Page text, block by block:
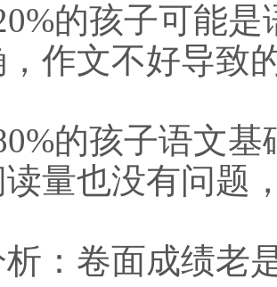
的孩子可能
作文不好导致
的孩子语文
量也没有问题
：卷面成绩老